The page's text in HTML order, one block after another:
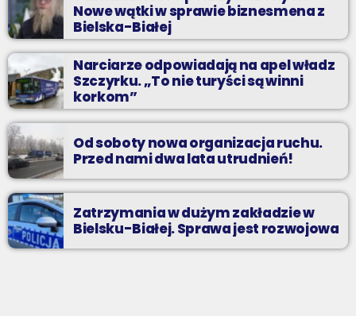
Nowe wątki w sprawie biznesmena z
Bielska-Białej
Narciarze odpowiadają na apel władz
Szczyrku. „To nie turyści są winni
korkom”
Od soboty nowa organizacja ruchu.
Przed nami dwa lata utrudnień!
Zatrzymania w dużym zakładzie w
Bielsku-Białej. Sprawa jest rozwojowa